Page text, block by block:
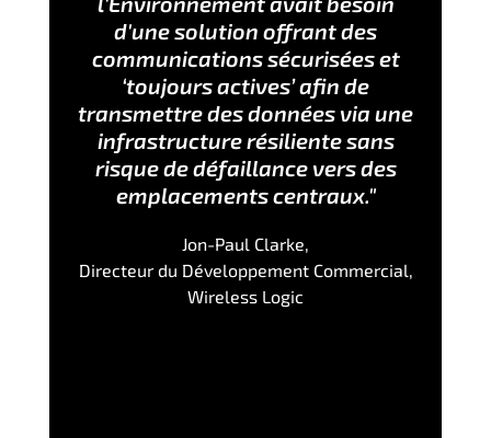
d'une solution offrant des
communications sécurisées et
‘toujours actives’ afin de
transmettre des données via une
infrastructure résiliente sans
risque de défaillance vers des
emplacements centraux."
Jon-Paul Clarke,
Directeur du Développement Commercial,
Wireless Logic